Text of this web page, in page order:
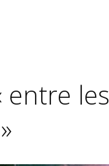
entre les